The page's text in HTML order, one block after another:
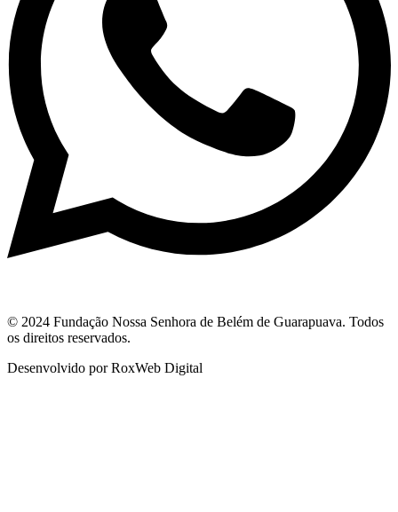
© 2024 Fundação Nossa Senhora de Belém de Guarapuava. Todos
os direitos reservados.
Desenvolvido por RoxWeb Digital